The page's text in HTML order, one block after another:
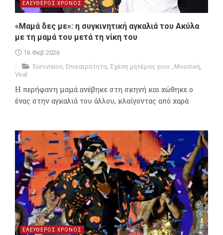
ΕΛΕΥΘΕΡΟΣ ΧΡΟΝΟΣ
«Μαμά δες με»: η συγκινητική αγκαλιά του Ακύλα
με τη μαμά του μετά τη νίκη του
16 Φεβ 2026
Eurovision, Επικαιρότητα, Σχέση μητέρας γιου , Μουσική,
Viral
Η περήφανη μαμά ανέβηκε στη σκηνή και χώθηκε ο
ένας στην αγκαλιά του άλλου, κλαίγοντας από χαρά
ΕΛΕΥΘΕΡΟΣ ΧΡΟΝΟΣ